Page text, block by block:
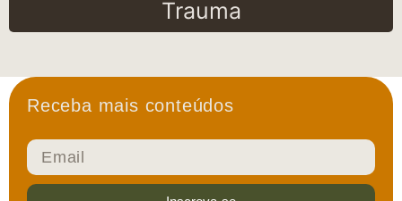
Trauma
Receba mais conteúdos